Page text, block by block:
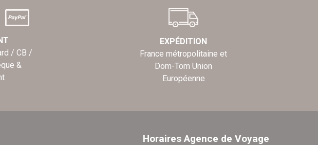
/ CB /
&
EXPÉDITION
France métropolitaine et
Dom-Tom Union
Européenne
Horaires Agence de Voyage